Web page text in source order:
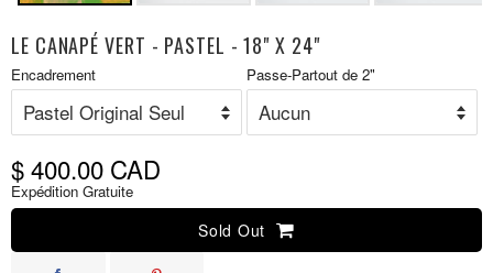
LE CANAPÉ VERT - PASTEL - 18" X 24"
Prix
réduit
Encadrement Passe-Partout de 2"
$ 400.00 CAD
Expédition Gratuite
Sold Out